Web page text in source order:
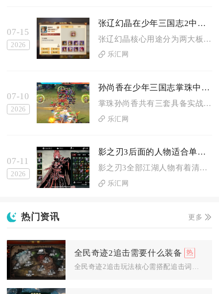
07-15
2026
张辽幻晶在少年三国志2中怎样使用
张辽幻晶核心用途分为两大板块，一是集齐100枚完成红张辽幻紫...
乐汇网
07-10
2026
孙尚香在少年三国志掌珠中有哪些潜力阵容可以尝试
掌珠孙尚香共有三套具备实战潜力的成型阵容，分别是平民灼烧吴弓...
乐汇网
07-11
2026
影之刃3后面的人物适合单人还是组队
影之刃3全部江湖人物有着清晰的单刷与组队适配划分，绝大多数输...
乐汇网
热门资讯 更多
全民奇迹2追击需要什么装备
全民奇迹2追击玩法核心需搭配追击词缀卓越饰品三件套、适配控制...